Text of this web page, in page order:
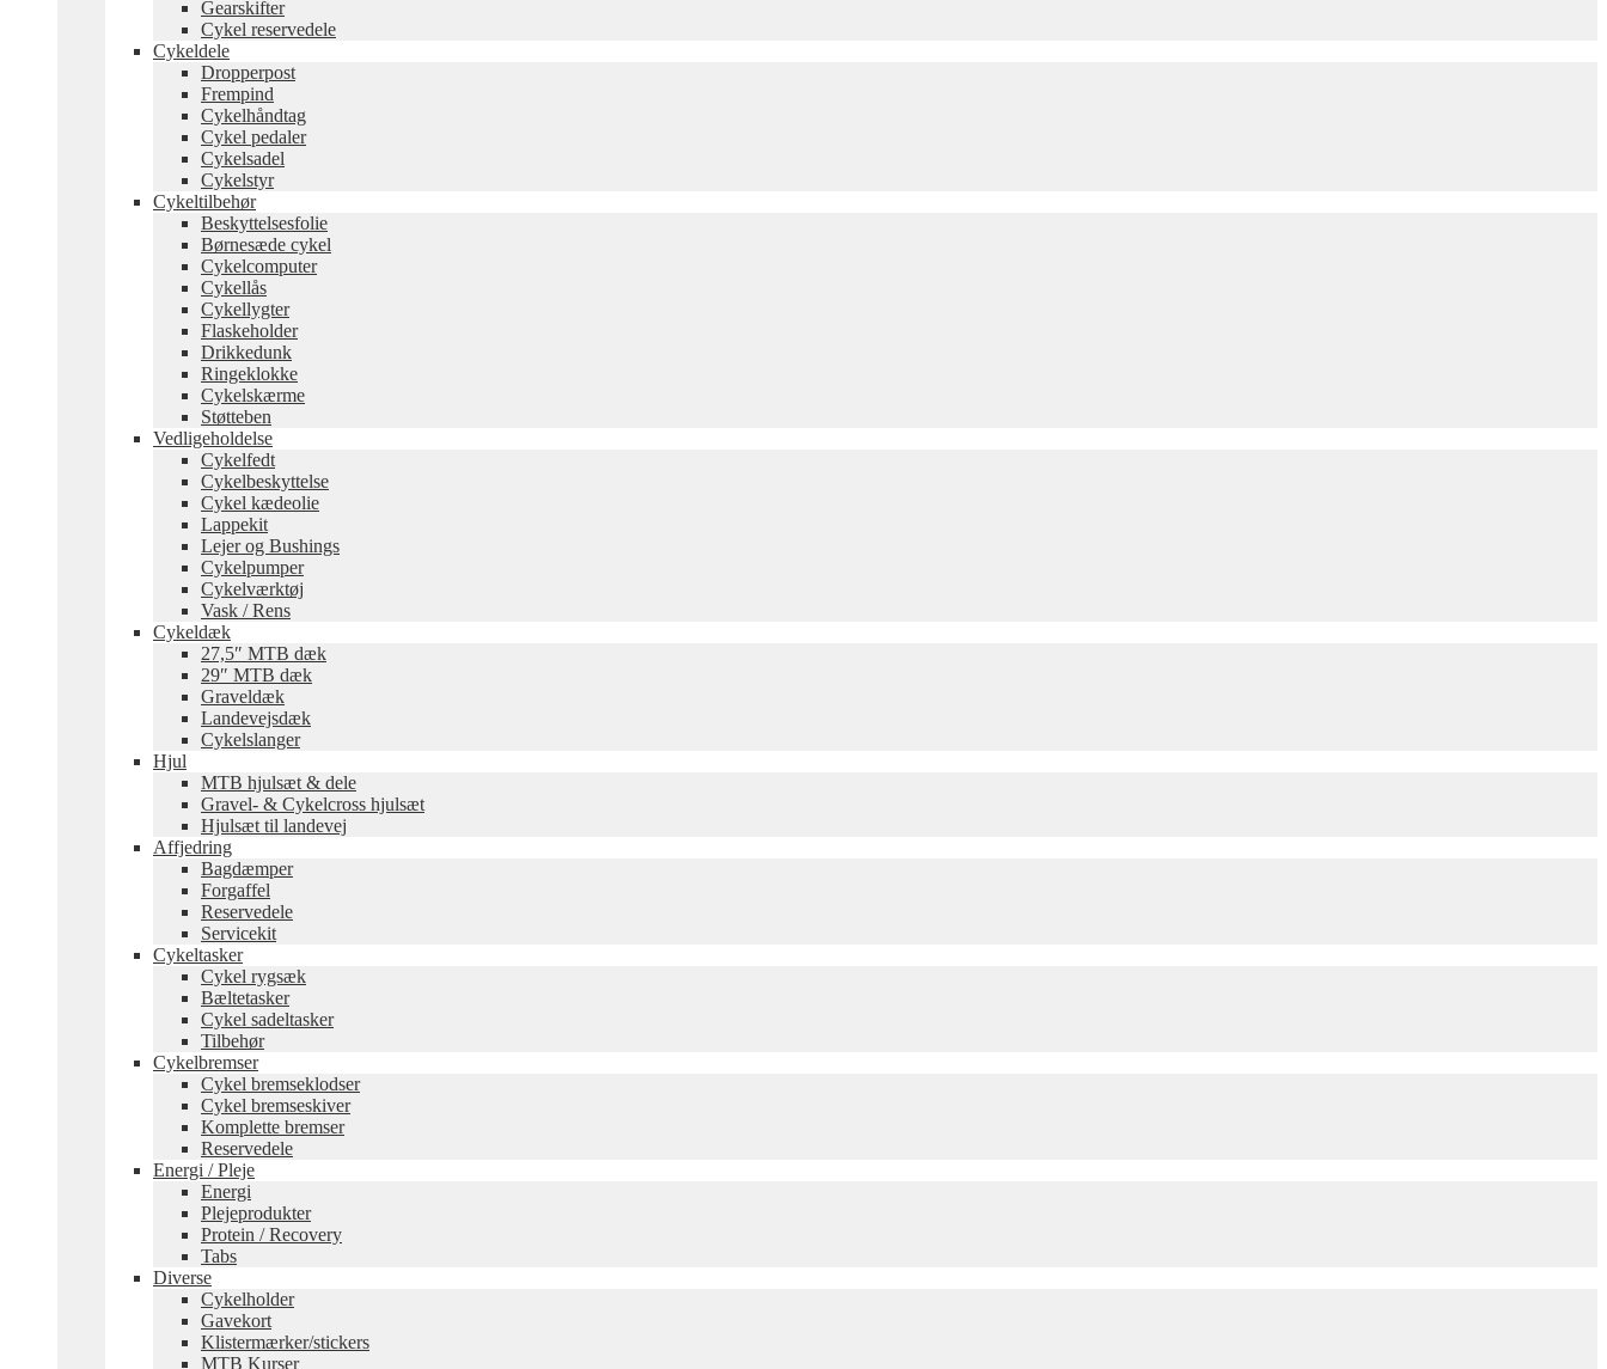
Gearskifter
Cykel reservedele
Cykeldele
Dropperpost
Frempind
Cykelhåndtag
Cykel pedaler
Cykelsadel
Cykelstyr
Cykeltilbehør
Beskyttelsesfolie
Børnesæde cykel
Cykelcomputer
Cykellås
Cykellygter
Flaskeholder
Drikkedunk
Ringeklokke
Cykelskærme
Støtteben
Vedligeholdelse
Cykelfedt
Cykelbeskyttelse
Cykel kædeolie
Lappekit
Lejer og Bushings
Cykelpumper
Cykelværktøj
Vask / Rens
Cykeldæk
27,5″ MTB dæk
29″ MTB dæk
Graveldæk
Landevejsdæk
Cykelslanger
Hjul
MTB hjulsæt & dele
Gravel- & Cykelcross hjulsæt
Hjulsæt til landevej
Affjedring
Bagdæmper
Forgaffel
Reservedele
Servicekit
Cykeltasker
Cykel rygsæk
Bæltetasker
Cykel sadeltasker
Tilbehør
Cykelbremser
Cykel bremseklodser
Cykel bremseskiver
Komplette bremser
Reservedele
Energi / Pleje
Energi
Plejeprodukter
Protein / Recovery
Tabs
Diverse
Cykelholder
Gavekort
Klistermærker/stickers
MTB Kurser